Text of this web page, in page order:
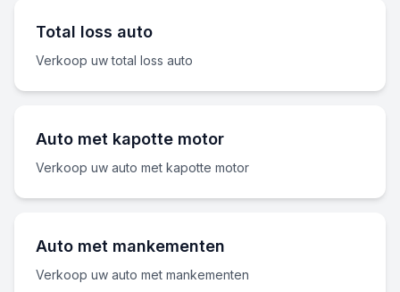
Total loss auto
Verkoop uw total loss auto
Auto met kapotte motor
Verkoop uw auto met kapotte motor
Auto met mankementen
Verkoop uw auto met mankementen